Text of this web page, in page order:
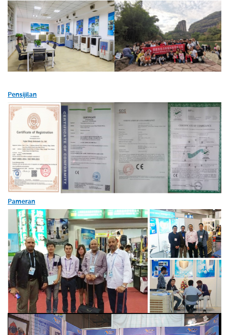
Pensijilan
Pameran